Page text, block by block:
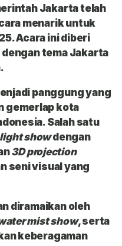
Jakarta telah
menarik untuk
Acara ini diberi
dengan tema Jakarta
panggung yang
gemerlap kota
Salah satu
showdengan
3D projection
seni visual yang
diramaikan oleh
mist show, serta
keberagaman